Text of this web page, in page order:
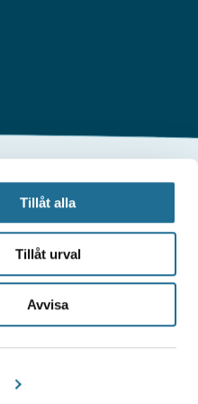
Tillåt alla
Tillåt urval
Avvisa